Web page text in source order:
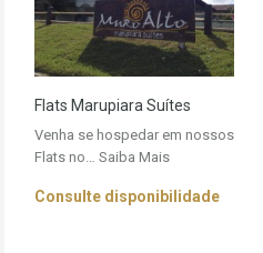
Flats Marupiara Suítes
Venha se hospedar em nossos
Flats no… Saiba Mais
Consulte disponibilidade